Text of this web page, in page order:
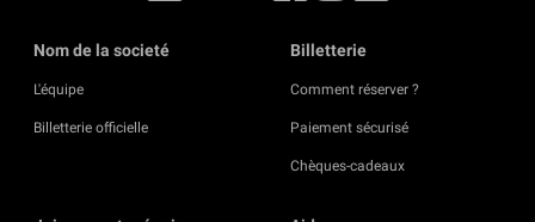
Nom de la societé
L'équipe
Billetterie officielle
Billetterie
Comment réserver ?
Paiement sécurisé
Chèques-cadeaux